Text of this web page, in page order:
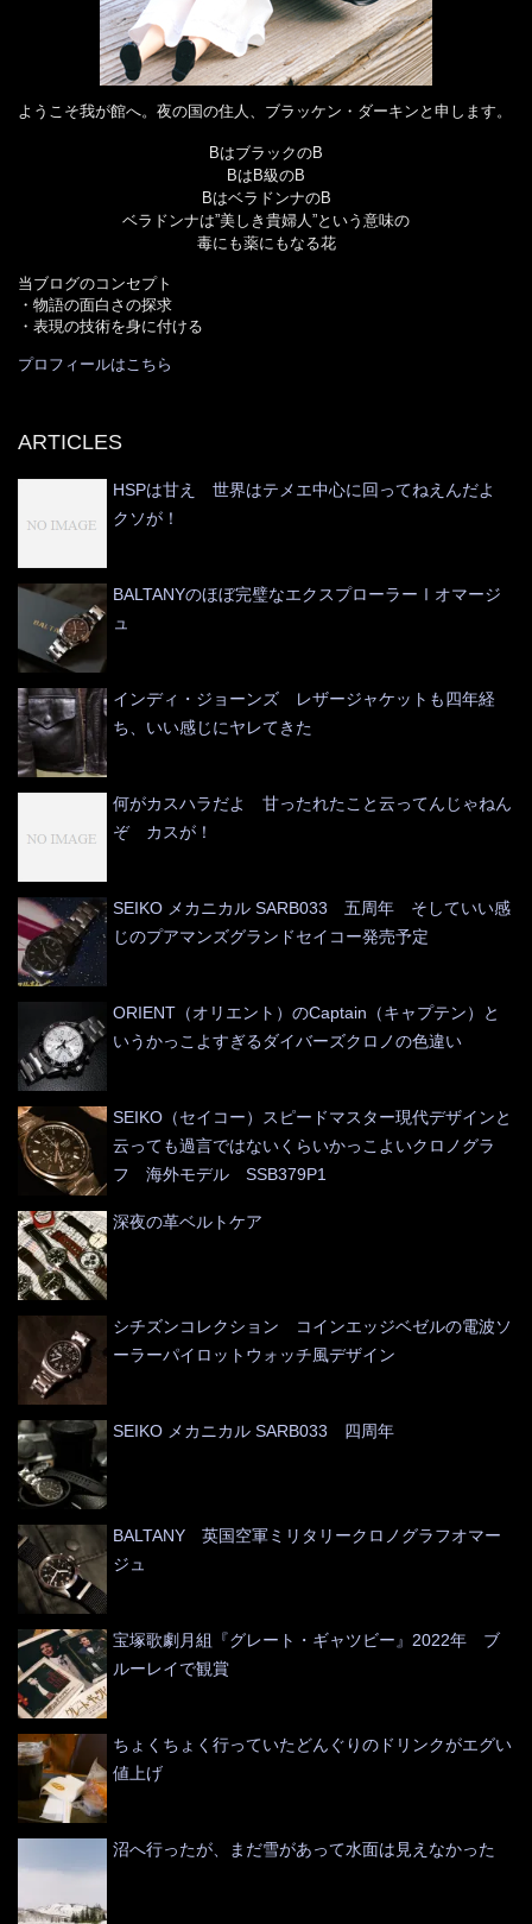
ようこそ我が館へ。夜の国の住人、ブラッケン・ダーキンと申します。
BはブラックのB
BはB級のB
BはベラドンナのB
ベラドンナは”美しき貴婦人”という意味の
毒にも薬にもなる花
当ブログのコンセプト
・物語の面白さの探求
・表現の技術を身に付ける
プロフィールはこちら
ARTICLES
HSPは甘え 世界はテメエ中心に回ってねえんだよ
クソが！
BALTANYのほぼ完璧なエクスプローラーⅠオマージ
ュ
インディ・ジョーンズ レザージャケットも四年経
ち、いい感じにヤレてきた
何がカスハラだよ 甘ったれたこと云ってんじゃねん
ぞ カスが！
SEIKO メカニカル SARB033 五周年 そしていい感
じのプアマンズグランドセイコー発売予定
ORIENT（オリエント）のCaptain（キャプテン）と
いうかっこよすぎるダイバーズクロノの色違い
SEIKO（セイコー）スピードマスター現代デザインと
云っても過言ではないくらいかっこよいクロノグラ
フ 海外モデル SSB379P1
深夜の革ベルトケア
シチズンコレクション コインエッジベゼルの電波ソ
ーラーパイロットウォッチ風デザイン
SEIKO メカニカル SARB033 四周年
BALTANY 英国空軍ミリタリークロノグラフオマー
ジュ
宝塚歌劇月組『グレート・ギャツビー』2022年 ブ
ルーレイで観賞
ちょくちょく行っていたどんぐりのドリンクがエグい
値上げ
沼へ行ったが、まだ雪があって水面は見えなかった